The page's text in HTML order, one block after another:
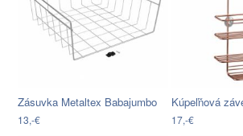
Zásuvka Metaltex Babajumbo
13,-€ 17,-€